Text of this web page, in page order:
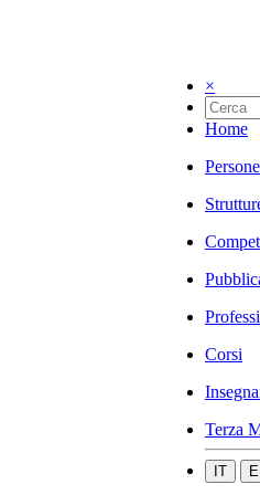
×
Home
Persone
Corsi
Terza
IT